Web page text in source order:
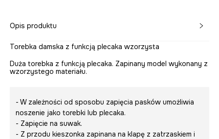
Opis produktu
Torebka damska z funkcją plecaka wzorzysta
Duża torebka z funkcją plecaka. Zapinany model wykonany z
wzorzystego materiału.
- W zależności od sposobu zapięcia pasków umożliwia
noszenie jako torebki lub plecaka.
- Zapięcie na suwak.
- Z przodu kieszonka zapinana na klapę z zatrzaskiem i